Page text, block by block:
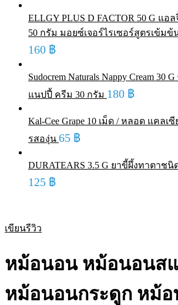
ELLGY PLUS D FACTOR 50 G แอ
50 กรัม มอยซ์เจอร์ไรเซอร์สูตรเข้มข้
160 ฿
Sudocrem Naturals Nappy Cream 30
แนปปี้ ครีม 30 กรัม 180 ฿
Kal-Cee Grape 10 เม็ด / หลอด แคลเ
รสองุ่น 65 ฿
DURATEARS 3.5 G ยาขี้ผึ้งทาตาช
125 ฿
เขียนรีวิว
หม้อนอน หม้อนอนส
หม้อนอนกระดูก หม้